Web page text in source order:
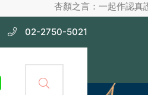
杏顏之言：一起作認真
02-2750-5021